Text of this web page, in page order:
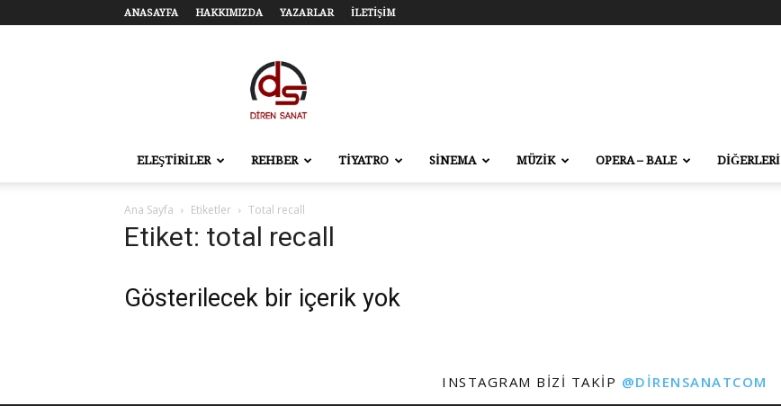
ANASAYFA HAKKIMIZDA YAZARLAR İLETİŞİM
Diren
Sanat
–
Tiyatro,
Sahne
ELEŞTİRİLER REHBER TİYATRO SİNEMA MÜZİK OPERA – BALE DİĞERLERİ
Ana Sayfa Etiketler Total recall
Etiket: total recall
Gösterilecek bir içerik yok
INSTAGRAM BIZI TAKIP @DIRENSANATCOM